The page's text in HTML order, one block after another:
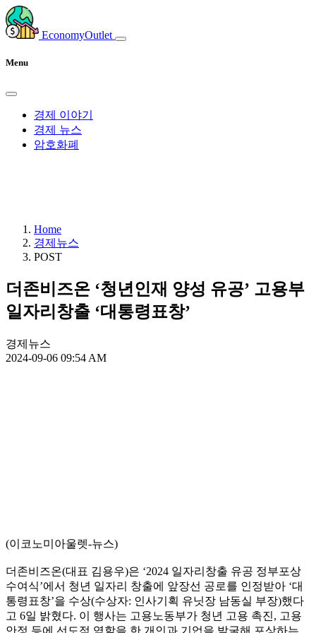
EconomyOutlet
Menu
경제 이야기
경제 뉴스
암호화폐
Home
경제뉴스
POST
더존비즈온 ‘청년인재 양성 유공’ 고용부
일자리창출 ‘대통령표창’
경제뉴스
2024-09-06 09:54 AM
(이코노미아울렛-뉴스)
더존비즈온(대표 김용우)은 ‘2024 일자리창출 유공 정부포상
수여식’에서 청년 일자리 창출에 앞장선 공로를 인정받아 ‘대
통령표창’을 수상(수상자: 인사기획 유닛장 남동실 부장)했다
고 6일 밝혔다. 이 행사는 고용노동부가 청년 고용 촉진, 고용